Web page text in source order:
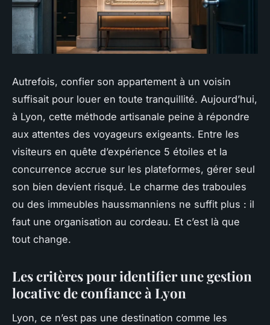
Autrefois, confier son appartement à un voisin
suffisait pour louer en toute tranquillité. Aujourd’hui,
à Lyon, cette méthode artisanale peine à répondre
aux attentes des voyageurs exigeants. Entre les
visiteurs en quête d’expérience 5 étoiles et la
concurrence accrue sur les plateformes, gérer seul
son bien devient risqué. Le charme des traboules
ou des immeubles haussmanniens ne suffit plus : il
faut une organisation au cordeau. Et c’est là que
tout change.
Les critères pour identifier une gestion
locative de confiance à Lyon
Lyon, ce n’est pas une destination comme les